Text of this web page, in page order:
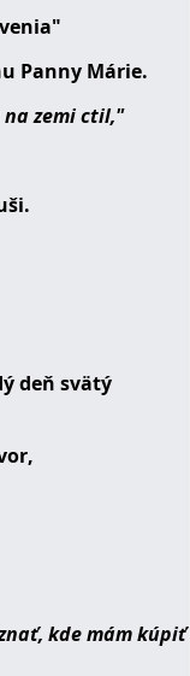
Panny Márie.
zemi ctil,"
deň svätý
kde mám kúpiť